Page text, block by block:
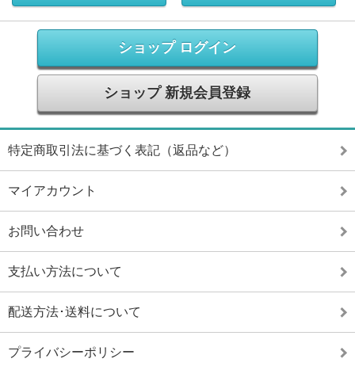
ショップ ログイン
ショップ 新規会員登録
特定商取引法に基づく表記（返品など）
マイアカウント
お問い合わせ
支払い方法について
配送方法･送料について
プライバシーポリシー